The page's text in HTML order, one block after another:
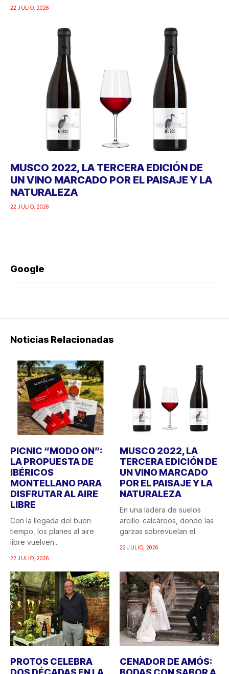
22 JULIO, 2026
MUSCO 2022, LA TERCERA EDICIÓN DE
UN VINO MARCADO POR EL PAISAJE Y LA
NATURALEZA
22 JULIO, 2026
Google
Noticias Relacionadas
PICNIC “MODO ON”:
LA PROPUESTA DE
IBÉRICOS
MONTELLANO PARA
DISFRUTAR AL AIRE
LIBRE
Con la llegada del buen
tiempo, los planes al aire
libre vuelven...
22 JULIO, 2026
MUSCO 2022, LA
TERCERA EDICIÓN DE
UN VINO MARCADO
POR EL PAISAJE Y LA
NATURALEZA
En una ladera de suelos
arcillo-calcáreos, donde las
garzas sobrevuelan el
22 JULIO, 2026
PROTOS CELEBRA
CENADOR DE AMÓS: